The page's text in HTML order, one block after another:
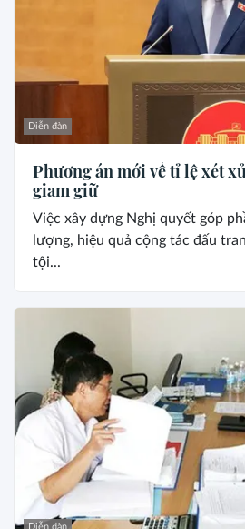
Diễn đàn
Phương án mới về tỉ lệ xét
giam giữ
Việc xây dựng Nghị quyết góp
lượng, hiệu quả cộng tác đấu
tội...
Diễn đàn